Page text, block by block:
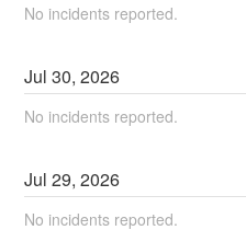
No incidents reported.
Jul30,2026
No incidents reported.
Jul29,2026
No incidents reported.